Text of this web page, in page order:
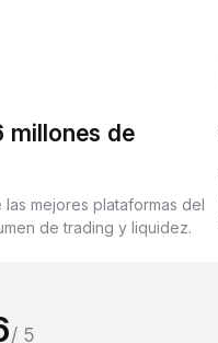
millones de
las mejores plataformas del
de trading y liquidez.
/ 5